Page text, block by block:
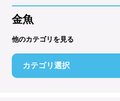
金魚
他のカテゴリを見る
カテゴリ選択